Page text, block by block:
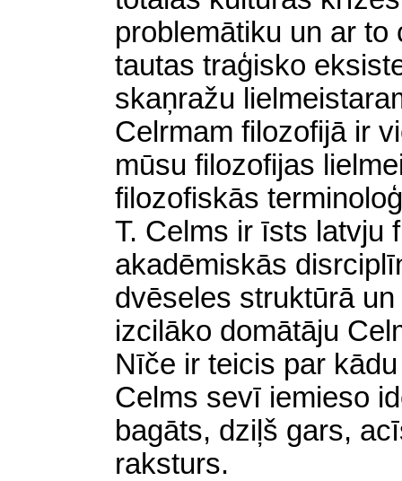
problemātiku un ar
tautas traģisko
skaņražu
Celrmam filozofijā ir
mūsu filozofijas
filozofiskās
T. Celms ir īsts latvju
akadēmiskās
dvēseles struktūrā
izcilāko domātāju
Nīče ir teicis par
Celms sevī iemieso
bagāts, dziļš gars,
raksturs.